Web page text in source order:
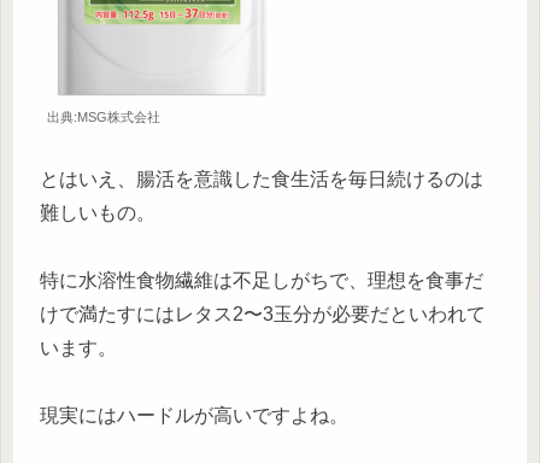
出典:MSG株式会社
とはいえ、腸活を意識した食生活を毎日続けるのは
難しいもの。
特に水溶性食物繊維は不足しがちで、理想を食事だ
けで満たすにはレタス2〜3玉分が必要だといわれて
います。
現実にはハードルが高いですよね。